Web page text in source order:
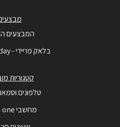
המבצעים
בלאק פריידי - Black Friday
קטגוריות
טלפונים
מחשבי All in one